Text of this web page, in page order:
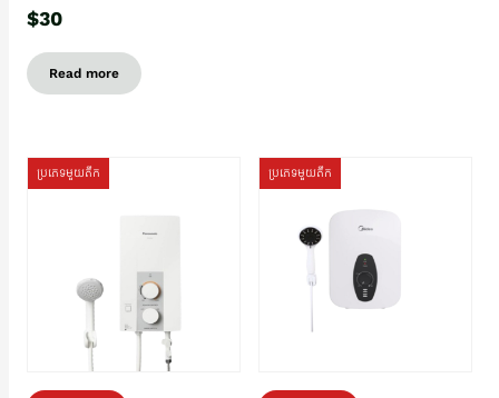
$30
Read more
ប្រភេទមួយតឹក ប្រភេទមួយតឹក